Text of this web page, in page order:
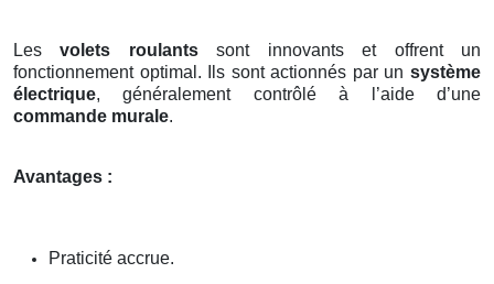
Lesvolets roulantssont innovants et offrent un
fonctionnement optimal. Ils sont actionnés par un système
électrique, généralement contrôlé à l’aide d’une
commande murale.
Avantages :
Praticité accrue.